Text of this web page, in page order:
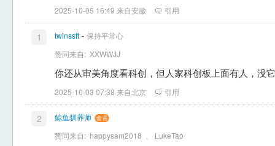
2025-10-05 16:49 来自安徽 引用
1 twinssft - 保持平常心
赞同来自: XXWWJJ
你还从审美角度看科创，但人家科创板上面有人，没
2025-10-03 07:38 来自北京 引用
2
鲸鱼驯养师
赞同来自: happysam2018 LukeTao